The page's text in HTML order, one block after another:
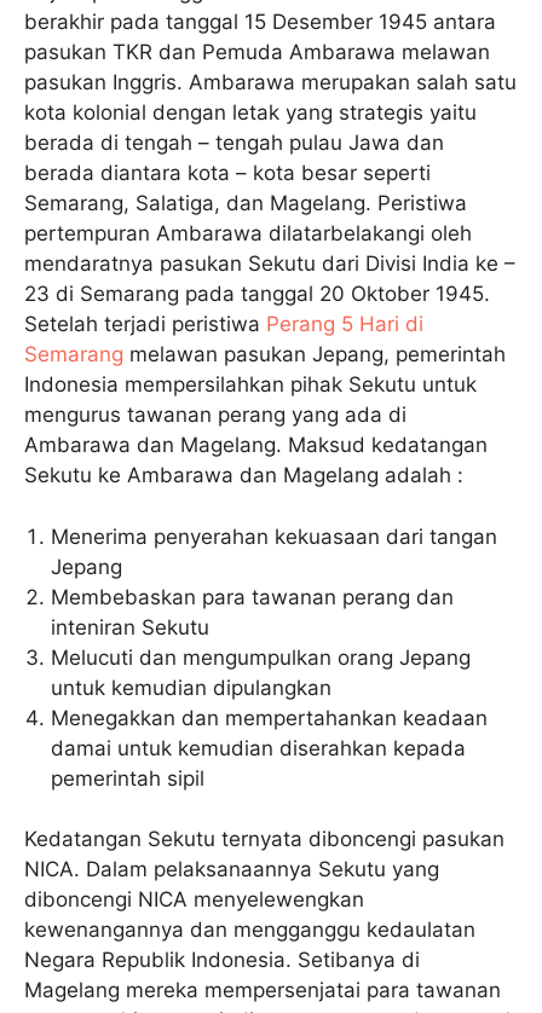
berakhir pada tanggal 15 Desember 1945 antara
pasukan TKR dan Pemuda Ambarawa melawan
pasukan Inggris. Ambarawa merupakan salah satu
kota kolonial dengan letak yang strategis yaitu
berada di tengah – tengah pulau Jawa dan
berada diantara kota – kota besar seperti
Semarang, Salatiga, dan Magelang. Peristiwa
pertempuran Ambarawa dilatarbelakangi oleh
mendaratnya pasukan Sekutu dari Divisi India ke –
23 di Semarang pada tanggal 20 Oktober 1945.
Setelah terjadi peristiwa Perang 5 Hari di
Semarang melawan pasukan Jepang, pemerintah
Indonesia mempersilahkan pihak Sekutu untuk
mengurus tawanan perang yang ada di
Ambarawa dan Magelang. Maksud kedatangan
Sekutu ke Ambarawa dan Magelang adalah :
Menerima penyerahan kekuasaan dari tangan
Jepang
Membebaskan para tawanan perang dan
inteniran Sekutu
Melucuti dan mengumpulkan orang Jepang
untuk kemudian dipulangkan
Menegakkan dan mempertahankan keadaan
damai untuk kemudian diserahkan kepada
pemerintah sipil
Kedatangan Sekutu ternyata diboncengi pasukan
NICA. Dalam pelaksanaannya Sekutu yang
diboncengi NICA menyelewengkan
kewenangannya dan mengganggu kedaulatan
Negara Republik Indonesia. Setibanya di
Magelang mereka mempersenjatai para tawanan